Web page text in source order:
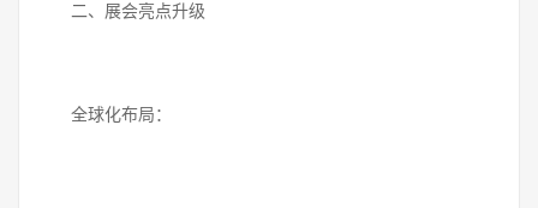
二、展会亮点升级
全球化布局：